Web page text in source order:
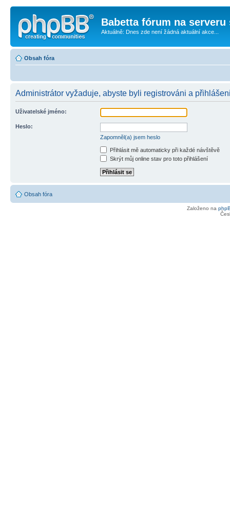
Babetta fórum na serveru
Aktuálně: Dnes zde není žádná aktuální akce...
Obsah fóra
Administrátor vyžaduje, abyste byli registrováni a
Uživatelské jméno:
Heslo:
Zapomněl(a) jsem heslo
Přihlásit mě automaticky při každé návštěvě
Skrýt můj online stav pro toto přihlášení
Obsah fóra
Založeno na